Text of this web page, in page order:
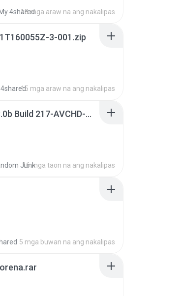
My 4shared18 mga araw na ang nakalipas
3-001.zip
4shared15 mga araw na ang nakalipas
Sony Vegas Pro 8.0b Build 217-AVCHD-MPG-AC3 FIXED.7z
Junk
16 mga taon na ang nakalipas
5 mga buwan na ang nakalipas